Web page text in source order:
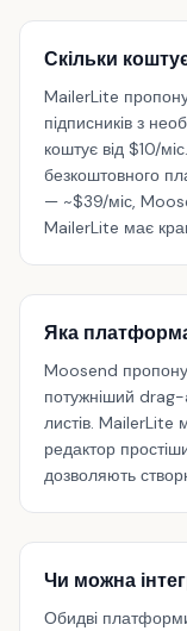
Скільки
MailerLite
підписників з
коштує від $10/
безкоштовного
— ~$39/міс,
MailerLite має
Яка
Moosend
потужніший
листів. MailerLite
редактор
дозволяють
Чи можна
Обидві